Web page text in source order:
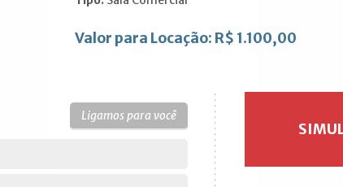
Valor para Locação: R$ 1.100,00
Ligamos para você